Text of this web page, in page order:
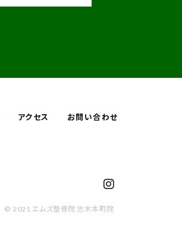
アクセス お問い合わせ
© 2021 エムズ整骨院 志木本町院